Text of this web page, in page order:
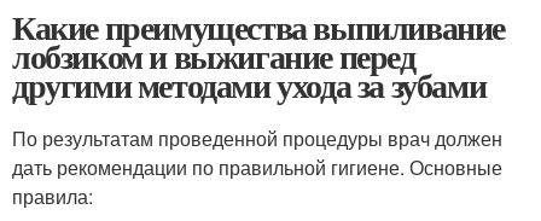
Какие преимущества выпиливание
лобзиком и выжигание перед
другими методами ухода за зубами
По результатам проведенной процедуры врач должен
дать рекомендации по правильной гигиене. Основные
правила: